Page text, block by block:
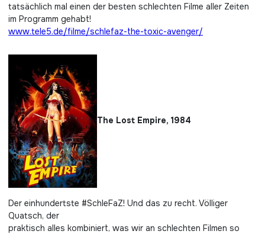
tatsächlich mal einen der besten schlechten Filme aller Zeiten
im Programm gehabt!
www.tele5.de/filme/schlefaz-the-toxic-avenger/
The Lost Empire, 1984
Der einhundertste #SchleFaZ! Und das zu recht. Völliger
Quatsch, der
praktisch alles kombiniert, was wir an schlechten Filmen so